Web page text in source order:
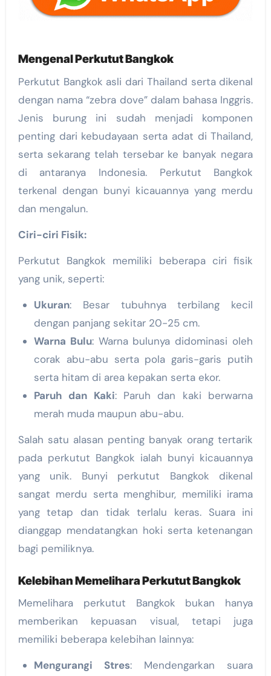
Mengenal Perkutut Bangkok
Perkutut Bangkok asli dari Thailand serta dikenal
dengan nama “zebra dove” dalam bahasa Inggris.
Jenis burung ini sudah menjadi komponen
penting dari kebudayaan serta adat di Thailand,
serta sekarang telah tersebar ke banyak negara
di antaranya Indonesia. Perkutut Bangkok
terkenal dengan bunyi kicauannya yang merdu
dan mengalun.
Ciri-ciri Fisik:
Perkutut Bangkok memiliki beberapa ciri fisik
yang unik, seperti:
Ukuran: Besar tubuhnya terbilang kecil
dengan panjang sekitar 20-25 cm.
Warna Bulu: Warna bulunya didominasi oleh
corak abu-abu serta pola garis-garis putih
serta hitam di area kepakan serta ekor.
Paruh dan Kaki: Paruh dan kaki berwarna
merah muda maupun abu-abu.
Salah satu alasan penting banyak orang tertarik
pada perkutut Bangkok ialah bunyi kicauannya
yang unik. Bunyi perkutut Bangkok dikenal
sangat merdu serta menghibur, memiliki irama
yang tetap dan tidak terlalu keras. Suara ini
dianggap mendatangkan hoki serta ketenangan
bagi pemiliknya.
Kelebihan Memelihara Perkutut Bangkok
Memelihara perkutut Bangkok bukan hanya
memberikan kepuasan visual, tetapi juga
memiliki beberapa kelebihan lainnya:
Mengurangi Stres: Mendengarkan suara